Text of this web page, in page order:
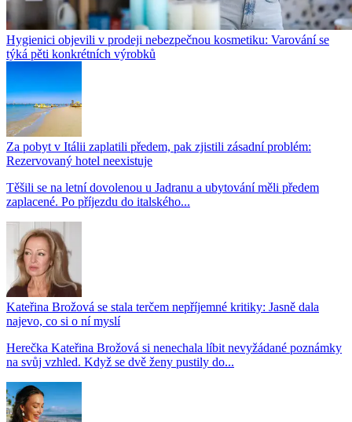
Hygienici objevili v prodeji nebezpečnou kosmetiku: Varování se
týká pěti konkrétních výrobků
Za pobyt v Itálii zaplatili předem, pak zjistili zásadní problém:
Rezervovaný hotel neexistuje
Těšili se na letní dovolenou u Jadranu a ubytování měli předem
zaplacené. Po příjezdu do italského...
Kateřina Brožová se stala terčem nepříjemné kritiky: Jasně dala
najevo, co si o ní myslí
Herečka Kateřina Brožová si nenechala líbit nevyžádané poznámky
na svůj vzhled. Když se dvě ženy pustily do...